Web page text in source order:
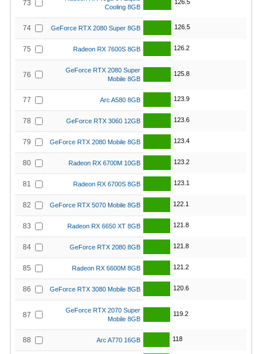
73
Cooling 8GB
126.5
74 GeForce RTX 2080 Super 8GB 126.5
75 Radeon RX 7600S 8GB 126.2
76
GeForce RTX 2080 Super
Mobile 8GB
125.8
77 Arc A580 8GB 123.9
78 GeForce RTX 3060 12GB 123.6
79 GeForce RTX 2080 Mobile 8GB 123.4
80 Radeon RX 6700M 10GB 123.2
81 Radeon RX 6700S 8GB 123.1
82 GeForce RTX 5070 Mobile 8GB 122.1
83 Radeon RX 6650 XT 8GB 121.8
84 GeForce RTX 2080 8GB 121.8
85 Radeon RX 6600M 8GB 121.2
86 GeForce RTX 3080 Mobile 8GB 120.6
87
GeForce RTX 2070 Super
Mobile 8GB
119.2
88 Arc A770 16GB 118